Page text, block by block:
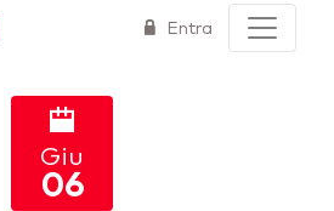
Entra
Giu
06